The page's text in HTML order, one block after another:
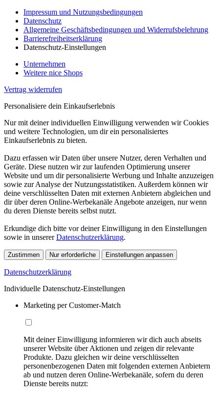
Impressum und Nutzungsbedingungen
Datenschutz
Allgemeine Geschäftsbedingungen und Widerrufsbelehrung
Barrierefreiheitserklärung
Datenschutz-Einstellungen
Unternehmen
Weitere nice Shops
Vertrag widerrufen
Personalisiere dein Einkaufserlebnis
Nur mit deiner individuellen Einwilligung verwenden wir Cookies
und weitere Technologien, um dir ein personalisiertes
Einkaufserlebnis zu bieten.
Dazu erfassen wir Daten über unsere Nutzer, deren Verhalten und
Geräte. Diese nutzen wir zur laufenden Optimierung unserer
Website und um dir personalisierte Werbung und Inhalte anzuzeigen
sowie zur Analyse der Nutzungsstatistiken. Außerdem können wir
deine verschlüsselten Daten mit externen Anbietern abgleichen und
dir über deren Online-Werbekanäle Angebote anzeigen, nur wenn
du deren Dienste bereits selbst nutzt.
Erkundige dich bitte vor deiner Einwilligung in den Einstellungen
sowie in unsererDatenschutzerklärung.
Zustimmen Nur erforderliche Einstellungen anpassen
Datenschutzerklärung
Individuelle Datenschutz-Einstellungen
Marketing per Customer-Match
Mit deiner Einwilligung informieren wir dich auch abseits
unserer Website über Aktionen und zeigen dir relevante
Produkte. Dazu gleichen wir deine verschlüsselten
personenbezogenen Daten mit folgenden externen Anbietern
ab und nutzen deren Online-Werbekanäle, sofern du deren
Dienste bereits nutzt: